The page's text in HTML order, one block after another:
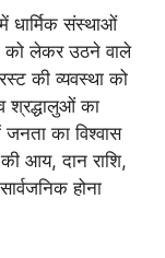
धार्मिक संस्थाओं
को लेकर उठने वाले
की व्यवस्था को
श्रद्धालुओं का
का विश्वास
आय, दान राशि,
होना